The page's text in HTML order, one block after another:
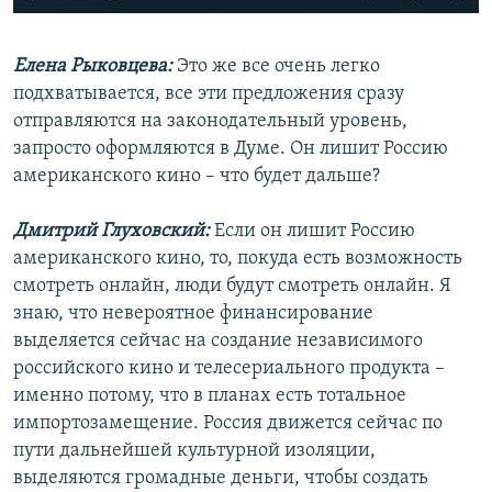
Auto 240p 360p 480p
720p 1080p
360p
480p
720p
1080p
Елена Рыковцева:Это же все очень легко
подхватывается, все эти предложения сразу
отправляются на законодательный уровень,
запросто оформляются в Думе. Он лишит Россию
американского кино – что будет дальше?
Дмитрий Глуховский:Если он лишит Россию
американского кино, то, покуда есть возможность
смотреть онлайн, люди будут смотреть онлайн. Я
знаю, что невероятное финансирование
выделяется сейчас на создание независимого
российского кино и телесериального продукта –
именно потому, что в планах есть тотальное
импортозамещение. Россия движется сейчас по
пути дальнейшей культурной изоляции,
выделяются громадные деньги, чтобы создать